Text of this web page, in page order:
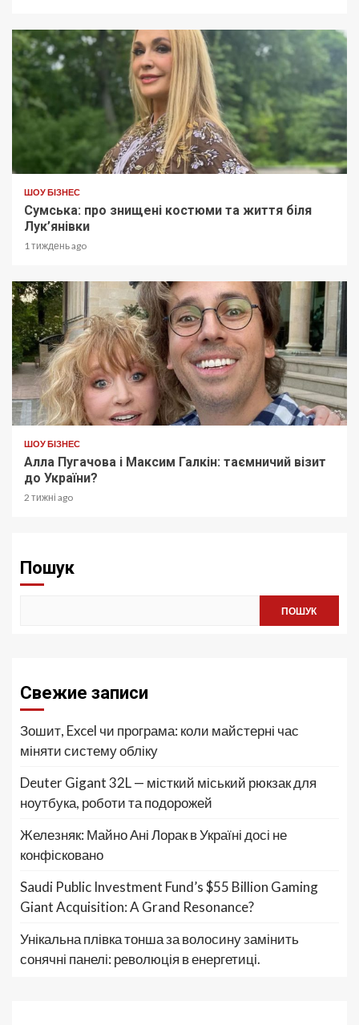
ШОУ БІЗНЕС
Сумська: про знищені костюми та життя біля
Лук’янівки
1 тиждень ago
ШОУ БІЗНЕС
Алла Пугачова і Максим Галкін: таємничий візит
до України?
2 тижні ago
Пошук
ПОШУК
Свежие записи
Зошит, Excel чи програма: коли майстерні час
міняти систему обліку
Deuter Gigant 32L — місткий міський рюкзак для
ноутбука, роботи та подорожей
Железняк: Майно Ані Лорак в Україні досі не
конфісковано
Saudi Public Investment Fund’s $55 Billion Gaming
Giant Acquisition: A Grand Resonance?
Унікальна плівка тонша за волосину замінить
сонячні панелі: революція в енергетиці.